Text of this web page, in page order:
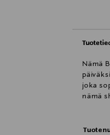
Nämä
joka
nämä